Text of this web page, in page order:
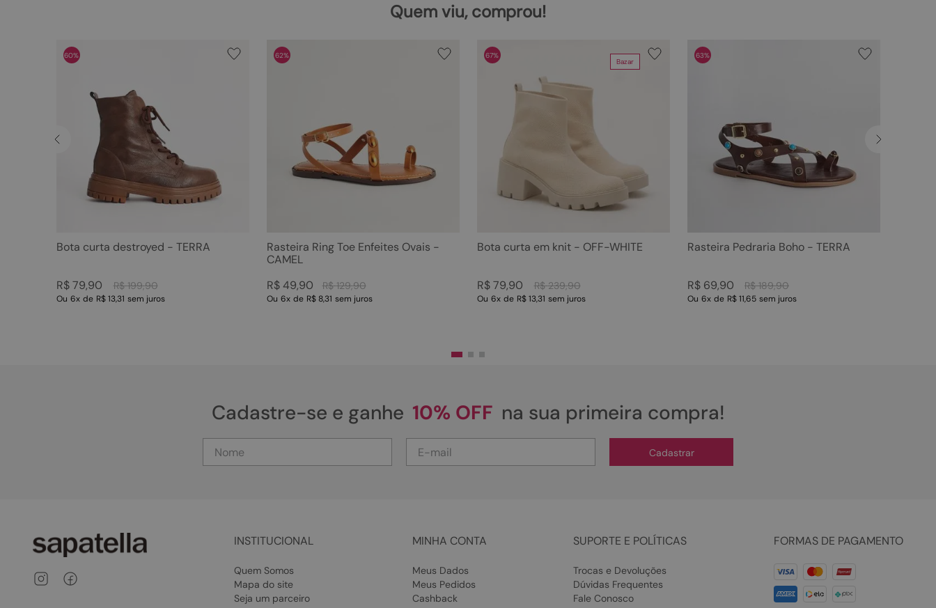
Quem viu, comprou!
60%
Bota curta destroyed - TERRA
R$ 199,90
R$ 79,90
Ou 6x de R$ 13,31 sem juros
62%
Rasteira Ring Toe Enfeites Ovais -
CAMEL
R$ 129,90
R$ 49,90
Ou 6x de R$ 8,31 sem juros
Bazar
67%
Bota curta em knit - OFF-WHITE
R$ 239,90
R$ 79,90
Ou 6x de R$ 13,31 sem juros
63%
Rasteira Pedraria Boho - TERRA
R$ 189,90
R$ 69,90
Ou 6x de R$ 11,65 sem juros
Cadastre-se e ganhe 10% OFF na sua primeira compra!
Cadastrar
INSTITUCIONAL
Quem Somos
Mapa do site
Seja um parceiro
MINHA CONTA
Meus Dados
Meus Pedidos
Cashback
SUPORTE E POLÍTICAS
Trocas e Devoluções
Dúvidas Frequentes
Fale Conosco
FORMAS DE PAGAMENTO